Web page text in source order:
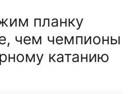
планку
чем чемпионы
катанию